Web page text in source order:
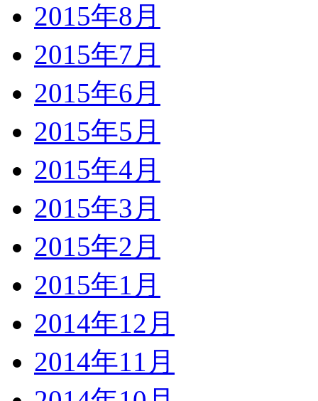
2015年8月
2015年7月
2015年6月
2015年5月
2015年4月
2015年3月
2015年2月
2015年1月
2014年12月
2014年11月